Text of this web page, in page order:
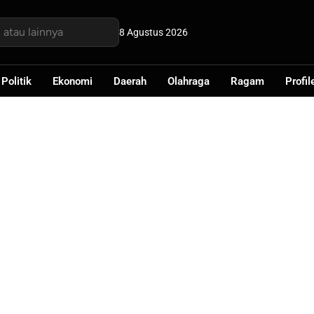
8 Agustus 2026
Politik Ekonomi Daerah Olahraga Ragam